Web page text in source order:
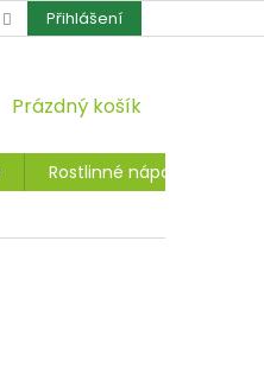
CERTIFIKÁTYPřihlášení
NÁKUPNÍ
Prázdný košík
Rostlinné nápoje, dezerty